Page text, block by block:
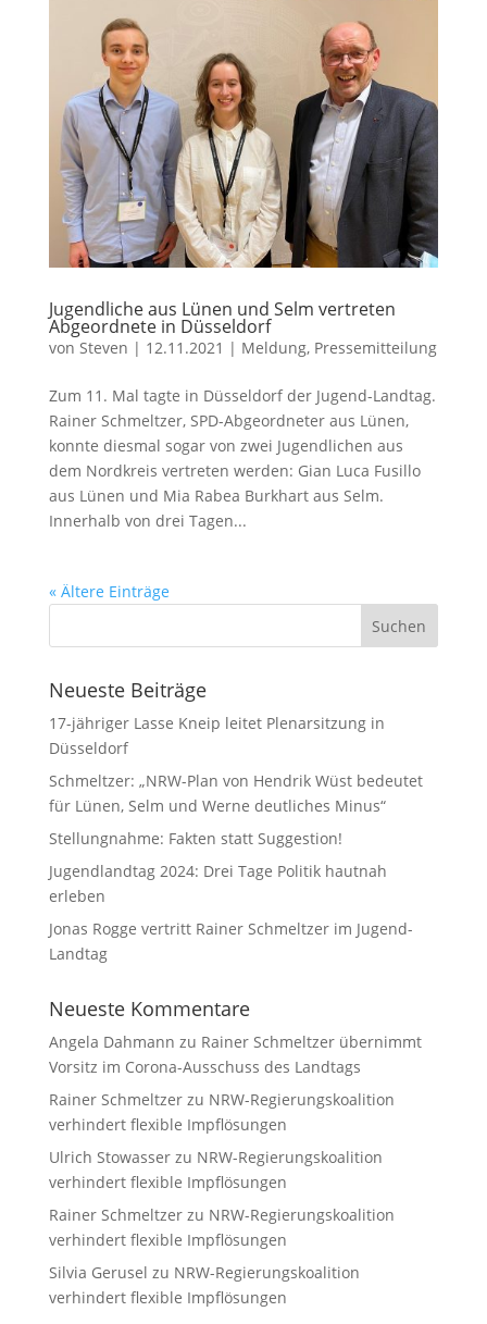
Jugendliche aus Lünen und Selm vertreten
Abgeordnete in Düsseldorf
von Steven | 12.11.2021 | Meldung, Pressemitteilung
Zum 11. Mal tagte in Düsseldorf der Jugend-Landtag.
Rainer Schmeltzer, SPD-Abgeordneter aus Lünen,
konnte diesmal sogar von zwei Jugendlichen aus
dem Nordkreis vertreten werden: Gian Luca Fusillo
aus Lünen und Mia Rabea Burkhart aus Selm.
Innerhalb von drei Tagen...
« Ältere Einträge
Neueste Beiträge
17-jähriger Lasse Kneip leitet Plenarsitzung in
Düsseldorf
Schmeltzer: „NRW-Plan von Hendrik Wüst bedeutet
für Lünen, Selm und Werne deutliches Minus“
Stellungnahme: Fakten statt Suggestion!
Jugendlandtag 2024: Drei Tage Politik hautnah
erleben
Jonas Rogge vertritt Rainer Schmeltzer im Jugend-
Landtag
Neueste Kommentare
Angela Dahmann zu Rainer Schmeltzer übernimmt
Vorsitz im Corona-Ausschuss des Landtags
Rainer Schmeltzerzu NRW-Regierungskoalition
verhindert flexible Impflösungen
Ulrich Stowasserzu NRW-Regierungskoalition
verhindert flexible Impflösungen
Rainer Schmeltzerzu NRW-Regierungskoalition
verhindert flexible Impflösungen
Silvia Gerusel zu NRW-Regierungskoalition
verhindert flexible Impflösungen